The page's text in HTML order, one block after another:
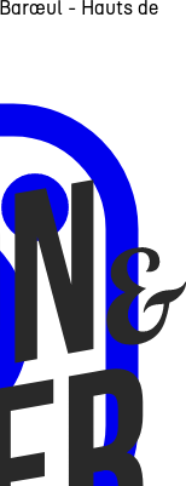
- Hauts de